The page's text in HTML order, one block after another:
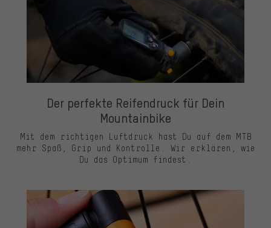
Der perfekte Reifendruck für Dein
Mountainbike
Mit dem richtigen Luftdruck hast Du auf dem MTB
mehr Spaß, Grip und Kontrolle. Wir erklären, wie
Du das Optimum findest.